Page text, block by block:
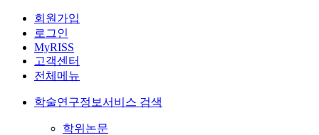
회원가입
로그인
MyRISS
고객센터
전체메뉴
학술연구정보서비스 검색
학위논문